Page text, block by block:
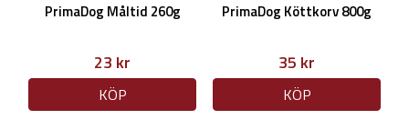
PrimaDog Måltid 260g
23 kr
KÖP
PrimaDog Köttkorv 800g
35 kr
KÖP